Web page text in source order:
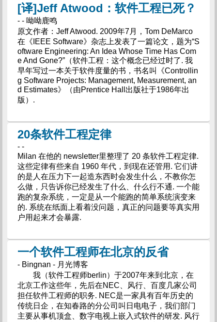
[译]Jeff Atwood：软件工程已死？
- - 呦呦鹿鸣
原文作者：Jeff Atwood. 2009年7月，Tom DeMarco
在《IEEE Software》杂志上发表了一篇论文，题为“S
oftware Engineering: An Idea Whose Time Has Com
e And Gone?”（软件工程：这个概念已经过时了. 我
早年写过一本关于软件度量的书，书名叫《Controllin
g Software Projects: Management, Measurement, an
d Estimates》（由Prentice Hall出版社于1986年出
版）.
20条软件工程定律
- -
Milan 在他的 newsletter里整理了 20 条软件工程定律.
这些定律有些来自 1960 年代，到现在还管用. 它们讲
的是人在压力下一起造东西时会发生什么，不教你怎
么做，只告诉你已经发生了什么、什么行不通. 一个能
跑的复杂系统，一定是从一个能跑的简单系统演变来
的. 系统在纸面上看着没问题，真正的问题要等真实用
户用起来才会暴露.
一个软件工程师在北京的反省
- Bingnan - 月光博客
我（软件工程师berlin）于2007年来到北京，在
北京工作这些年，先后在NEC、风行、百度几家公司
担任软件工程师的职务. NEC是一家具有百年历史的
传统日企，在知春路的分公司叫日电电子，我们部门
主要从事机顶盒、数字电视上嵌入式软件的研发. 风行